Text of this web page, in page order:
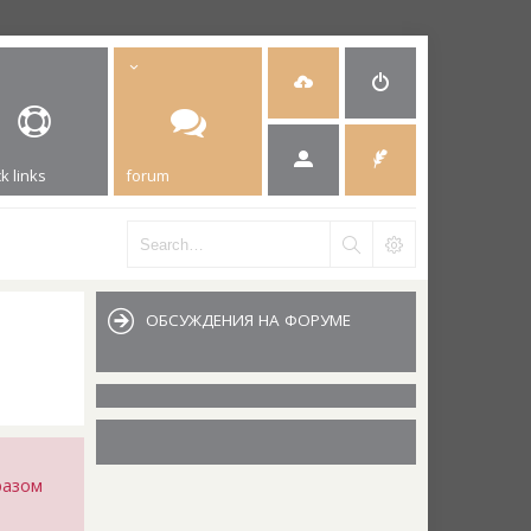
links forum
ОБСУЖДЕНИЯ НА ФОРУМЕ